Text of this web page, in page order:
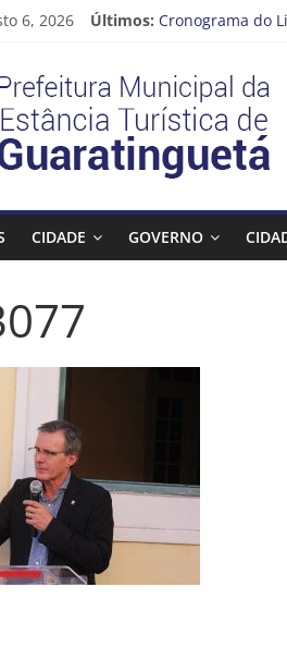
6, 2026 Últimos: Cronograma do
Vem conferir
CRONOGRAMA
Guaratinguetá
CIDADE GOVERNO